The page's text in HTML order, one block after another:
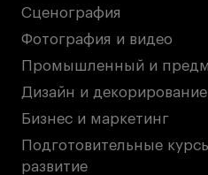
Сценография
Фотография и видео
Промышленный и
Дизайн и
Бизнес и маркетинг
Подготовительные
развитие